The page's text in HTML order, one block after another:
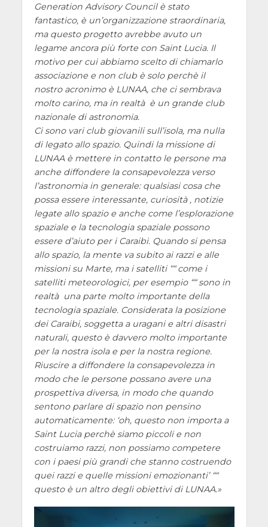
Generation Advisory Council è stato
fantastico, è un’organizzazione straordinaria,
ma questo progetto avrebbe avuto un
legame ancora più forte con Saint Lucia. Il
motivo per cui abbiamo scelto di chiamarlo
associazione e non club è solo perchè il
nostro acronimo è LUNAA, che ci sembrava
molto carino, ma in realtà è un grande club
nazionale di astronomia.
Ci sono vari club giovanili sull’isola, ma nulla
di legato allo spazio. Quindi la missione di
LUNAA è mettere in contatto le persone ma
anche diffondere la consapevolezza verso
l’astronomia in generale: qualsiasi cosa che
possa essere interessante, curiosità , notizie
legate allo spazio e anche come l’esplorazione
spaziale e la tecnologia spaziale possono
essere d’aiuto per i Caraibi. Quando si pensa
allo spazio, la mente va subito ai razzi e alle
missioni su Marte, ma i satelliti ““ come i
satelliti meteorologici, per esempio ““ sono in
realtà una parte molto importante della
tecnologia spaziale. Considerata la posizione
dei Caraibi, soggetta a uragani e altri disastri
naturali, questo è davvero molto importante
per la nostra isola e per la nostra regione.
Riuscire a diffondere la consapevolezza in
modo che le persone possano avere una
prospettiva diversa, in modo che quando
sentono parlare di spazio non pensino
automaticamente: oh, questo non importa a
Saint Lucia perchè siamo piccoli e non
costruiamo razzi, non possiamo competere
con i paesi più grandi che stanno costruendo
quei razzi e quelle missioni emozionanti““
questo è un altro degli obiettivi di LUNAA.